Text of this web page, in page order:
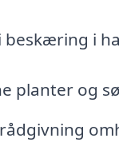
i
planter og